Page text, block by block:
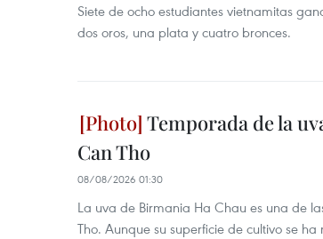
Siete de ocho estudiantes vietnamitas
dos oros, una plata y cuatro bronces.
Temporada de la
Can Tho
08/08/2026 01:30
La uva de Birmania Ha Chau es una de
Tho. Aunque su superficie de cultivo se